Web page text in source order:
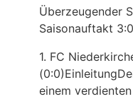
Überzeugender
Saisonauftakt
1. FC
einem